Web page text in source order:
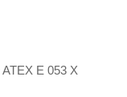
E 053 X